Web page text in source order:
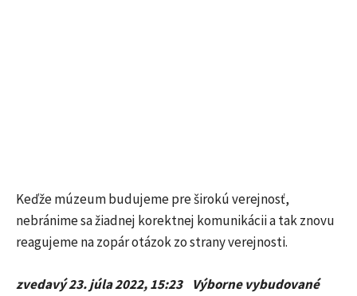
Keďže múzeum budujeme pre širokú verejnosť,
nebránime sa žiadnej korektnej komunikácii a tak znovu
reagujeme na zopár otázok zo strany verejnosti.
zvedavý 23. júla 2022, 15:23 Výborne vybudované